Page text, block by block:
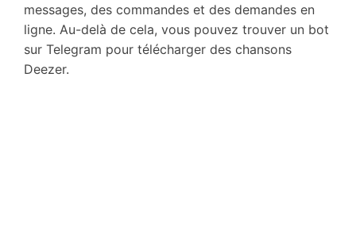
messages, des commandes et des demandes en
ligne. Au-delà de cela, vous pouvez trouver un bot
sur Telegram pour télécharger des chansons
Deezer.